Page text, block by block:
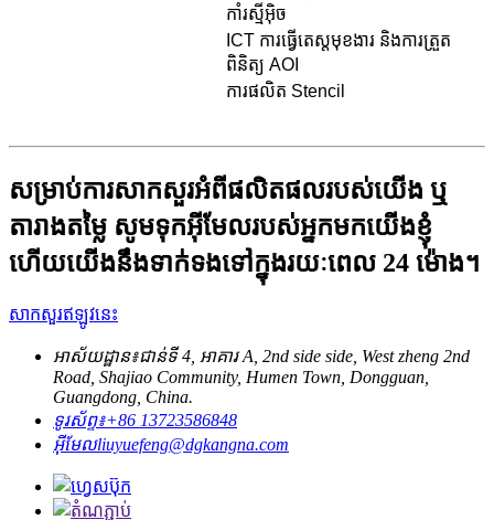
កាំរស្មីអ៊ិច
ICT ការធ្វើតេស្តមុខងារ និងការត្រួត
ពិនិត្យ AOI
ការផលិត Stencil
សម្រាប់ការសាកសួរអំពីផលិតផលរបស់យើង ឬ
តារាងតម្លៃ សូមទុកអ៊ីមែលរបស់អ្នកមកយើងខ្ញុំ
ហើយយើងនឹងទាក់ទងទៅក្នុងរយៈពេល 24 ម៉ោង។
សាកសួរឥឡូវនេះ
អាស័យដ្ឋាន៖ជាន់ទី 4, អាគារ A, 2nd side side, West zheng 2nd
Road, Shajiao Community, Humen Town, Dongguan,
Guangdong, China.
ទូរស័ព្ទ៖+86 13723586848
អ៊ីមែលliuyuefeng@dgkangna.com